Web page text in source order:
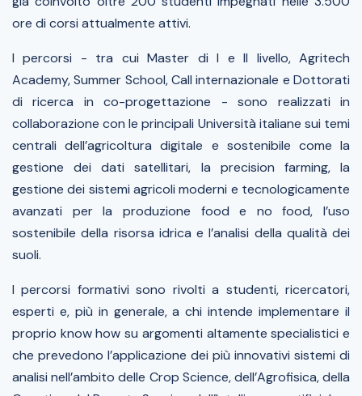
ore di corsi attualmente attivi.
I percorsi - tra cui Master di I e II livello, Agritech
Academy, Summer School, Call internazionale e Dottorati
di ricerca in co-progettazione - sono realizzati in
collaborazione con le principali Università italiane sui temi
centrali dell’agricoltura digitale e sostenibile come la
gestione dei dati satellitari, la precision farming, la
gestione dei sistemi agricoli moderni e tecnologicamente
avanzati per la produzione food e no food, l’uso
sostenibile della risorsa idrica e l’analisi della qualità dei
suoli.
I percorsi formativi sono rivolti a studenti, ricercatori,
esperti e, più in generale, a chi intende implementare il
proprio know how su argomenti altamente specialistici e
che prevedono l’applicazione dei più innovativi sistemi di
analisi nell’ambito delle Crop Science, dell’Agrofisica, della